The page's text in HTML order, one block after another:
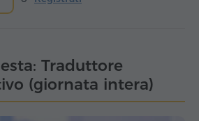
Traduttore
(giornata intera)